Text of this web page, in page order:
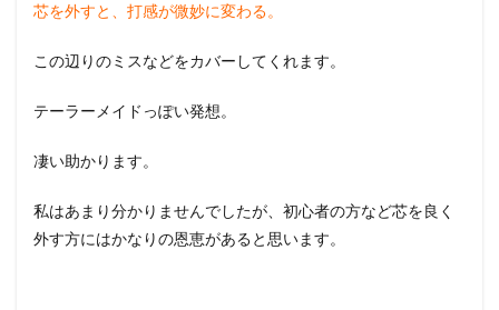
芯を外すと、打感が微妙に変わる。
この辺りのミスなどをカバーしてくれます。
テーラーメイドっぽい発想。
凄い助かります。
私はあまり分かりませんでしたが、初心者の方など芯を良く
外す方にはかなりの恩恵があると思います。